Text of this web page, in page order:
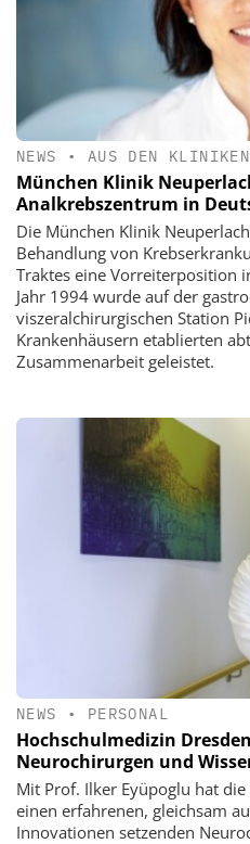
NEWS • AUS DEN KLINIKEN
München Klinik
Analkrebszentrum in
Die München Klinik
Behandlung von
Traktes eine Vorreiterposition
Jahr 1994 wurde auf der
viszeralchirurgischen Station
Krankenhäusern etablierten
Zusammenarbeit geleistet.
NEWS • PERSONAL
Hochschulmedizin
Neurochirurgen und
Mit Prof. Ilker Eyüpoglu hat
einen erfahrenen, gleichsam
Innovationen setzenden